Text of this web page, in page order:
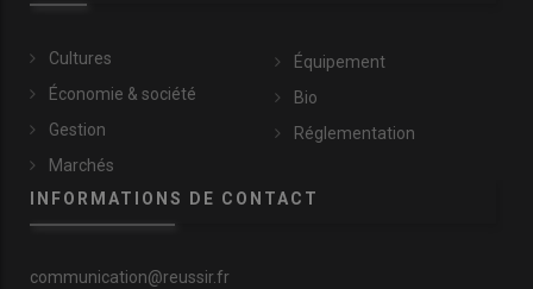
Cultures
Économie & société
Gestion
Marchés
Équipement
Bio
Réglementation
INFORMATIONS DE CONTACT
communication@reussir.fr